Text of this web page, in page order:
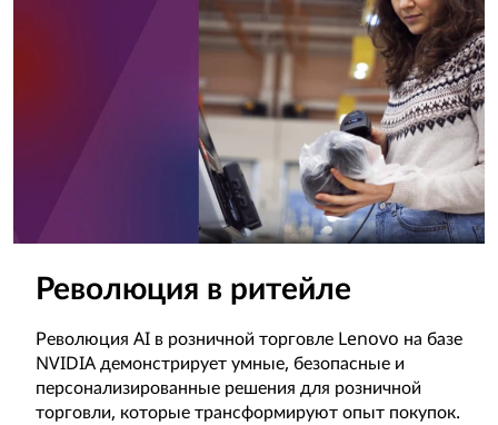
Революция в ритейле
Революция AI в розничной торговле Lenovo на базе
NVIDIA демонстрирует умные, безопасные и
персонализированные решения для розничной
торговли, которые трансформируют опыт покупок.